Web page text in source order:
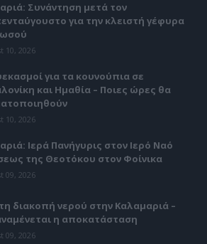
Συνάντηση μετά τον
για την κλειστή γέφυρα
10, 2026
για τα κουνούπια σε
και Ημαθία – Ποιες ώρες θα
10, 2026
Ιερά Πανήγυρις στον Ιερό Ναό
της Θεοτόκου στον Φοίνικα
09, 2026
διακοπή νερού στην Καλαμαριά –
η αποκατάσταση
09, 2026